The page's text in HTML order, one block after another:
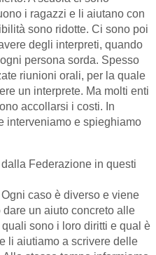
i ragazzi e li aiutano con
sono ridotte. Ci sono poi
degli interpreti, quando
persona sorda. Spesso
riunioni orali, per la quale
un interprete. Ma molti enti
accollarsi i costi. In
interveniamo e spieghiamo
Federazione in questi
caso è diverso e viene
un aiuto concreto alle
sono i loro diritti e qual è
li aiutiamo a scrivere delle